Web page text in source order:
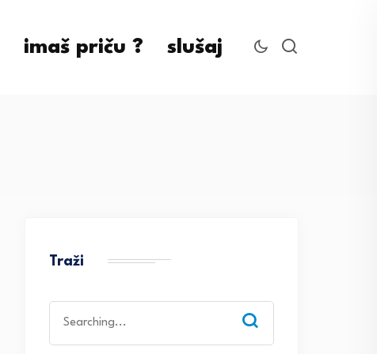
imaš priču ? slušaj
Traži
for: